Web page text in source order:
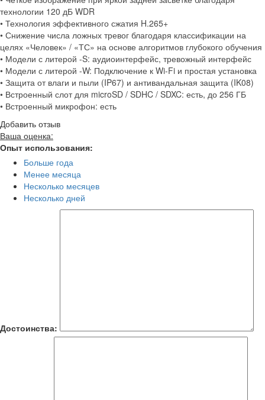
технологии 120 дБ WDR
• Технология эффективного сжатия H.265+
• Снижение числа ложных тревог благодаря классификации на
целях «Человек» / «ТС» на основе алгоритмов глубокого обучения
• Модели с литерой -S: аудиоинтерфейс, тревожный интерфейс
• Модели с литерой -W: Подключение к Wi-Fi и простая установка
• Защита от влаги и пыли (IP67) и антивандальная защита (IK08)
• Встроенный слот для microSD / SDHC / SDXC: есть, до 256 ГБ
• Встроенный микрофон: есть
Добавить отзыв
Ваша оценка:
Опыт использования:
Больше года
Менее месяца
Несколько месяцев
Несколько дней
Достоинства: